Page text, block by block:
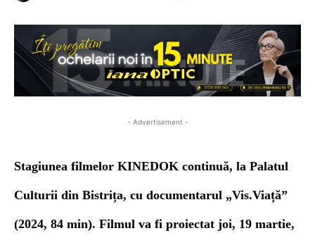
- Advertisement -
Stagiunea filmelor KINEDOK continuă, la Palatul
Culturii din Bistrița, cu documentarul „Vis.Viață”
(2024, 84 min). Filmul va fi proiectat joi, 19 martie,